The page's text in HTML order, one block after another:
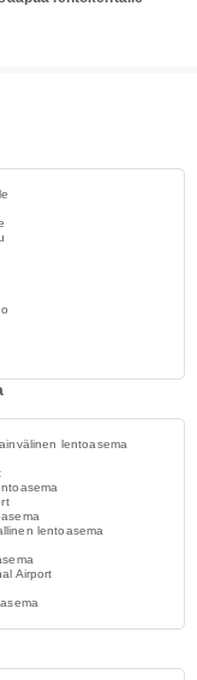
lentoasema
lentoasema
Airport